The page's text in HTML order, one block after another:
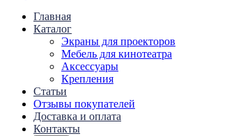
Главная
Каталог
Экраны для проекторов
Mебель для кинотеатра
Аксессуары
Крепления
Статьи
Отзывы покупателей
Доставка и оплата
Контакты